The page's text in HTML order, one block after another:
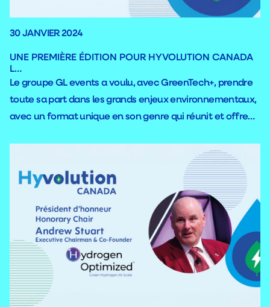
30 JANVIER 2024
UNE PREMIÈRE ÉDITION POUR HYVOLUTION CANADA
L…
Le groupe GL events a voulu, avec GreenTech+, prendre
toute sa part dans les grands enjeux environnementaux,
avec un format unique en son genre qui réunit et offre
est l'accélérateur par lequel ce nouvel ensemble du
groupe GL events s’engage à accompagner les acteurs
de la filière dans leur développement, à rechercher les
solutions de demain et à diriger de plus en plus nos
citoyens vers l'éco- responsabilité.